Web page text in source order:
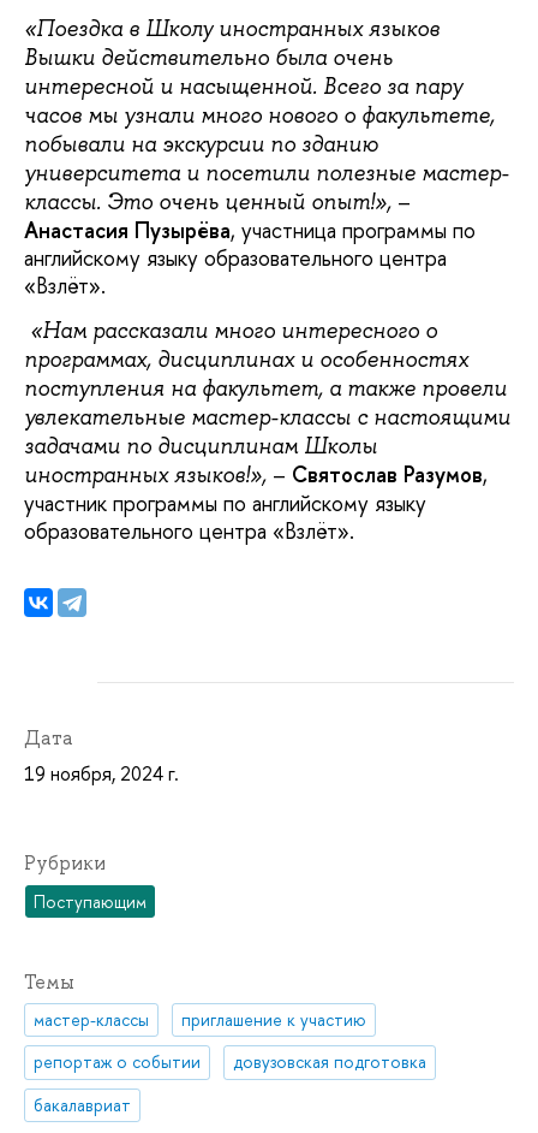
«Поездка в Школу иностранных языков
Вышки действительно была очень
интересной и насыщенной. Всего за пару
часов мы узнали много нового о факультете,
побывали на экскурсии по зданию
университета и посетили полезные мастер-
классы. Это очень ценный опыт!», –
Анастасия Пузырёва, участница программы по
английскому языку образовательного центра
«Взлёт».
«Нам рассказали много интересного о
программах, дисциплинах и особенностях
поступления на факультет, а также провели
увлекательные мастер-классы с настоящими
задачами по дисциплинам Школы
иностранных языков!», – Святослав Разумов,
участник программы по английскому языку
образовательного центра «Взлёт».
Дата
19 ноября, 2024 г.
Рубрики
Поступающим
Темы
мастер-классы
приглашение к участию
репортаж о событии
довузовская подготовка
бакалавриат